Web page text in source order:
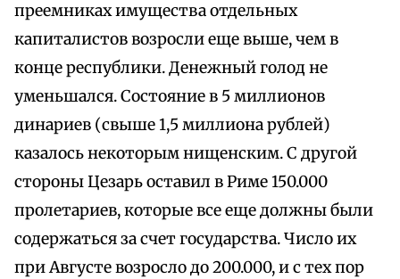
преемниках имущества отдельных
капиталистов возросли еще выше, чем в
конце республики. Денежный голод не
уменьшался. Состояние в 5 миллионов
динариев (свыше 1,5 миллиона рублей)
казалось некоторым нищенским. С другой
стороны Цезарь оставил в Риме 150.000
пролетариев, которые все еще должны были
содержаться за счет государства. Число их
при Августе возросло до 200.000, и с тех пор